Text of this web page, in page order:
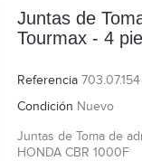
Juntas de
Tourmax - 4
Referencia 703.07.154
Condición Nuevo
Juntas de Toma de
HONDA CBR 1000F